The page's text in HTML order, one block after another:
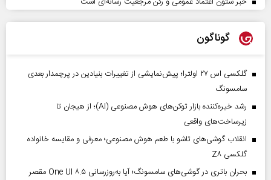
گوناگون
گلکسی اس ۲۷ اولترا؛ پیش‌نمایشی از تغییرات بنیادین در پرچمدار بعدی
سامسونگ
رشد خیره‌کننده بازار توکن‌های هوش مصنوعی (AI)؛ از هیجان تا
زیرساخت‌های واقعی
انقلاب گوشی‌های تاشو‌ با طعم هوش مصنوعی؛ معرفی و مقایسه خانواده
گلکسی Z۸
بحران باتری در گوشی‌های سامسونگ؛ آیا به‌روزرسانی One UI ۸.۵ مقصر